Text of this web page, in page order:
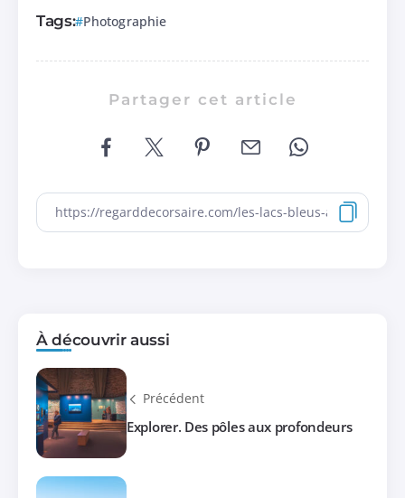
Tags: Photographie
Partager cet article
À découvrir aussi
Précédent
Explorer. Des pôles aux profondeurs